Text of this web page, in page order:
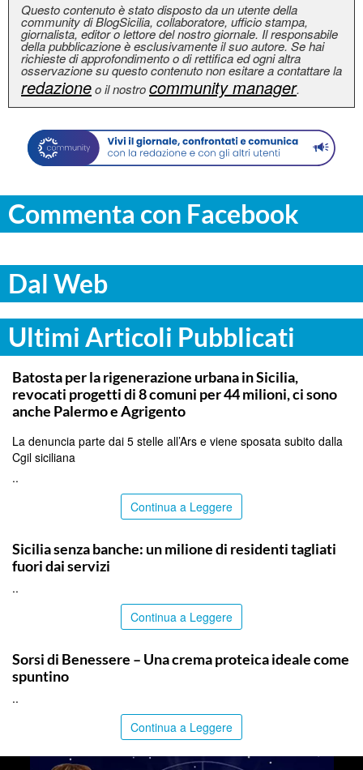
Questo contenuto è stato disposto da un utente della
community di BlogSicilia, collaboratore, ufficio stampa,
giornalista, editor o lettore del nostro giornale. Il responsabile
della pubblicazione è esclusivamente il suo autore. Se hai
richieste di approfondimento o di rettifica ed ogni altra
osservazione su questo contenuto non esitare a contattare la
redazioneo il nostrocommunity manager.
Commenta con Facebook
Dal Web
Ultimi Articoli Pubblicati
PALERMO
Batosta per la rigenerazione urbana in Sicilia,
revocati progetti di 8 comuni per 44 milioni, ci sono
anche Palermo e Agrigento
La denuncia parte dai 5 stelle all’Ars e viene sposata subito dalla
Cgil siciliana
..
Continua a Leggere
Sicilia senza banche: un milione di residenti tagliati
fuori dai servizi
..
Continua a Leggere
Sorsi di Benessere – Una crema proteica ideale come
spuntino
..
Continua a Leggere